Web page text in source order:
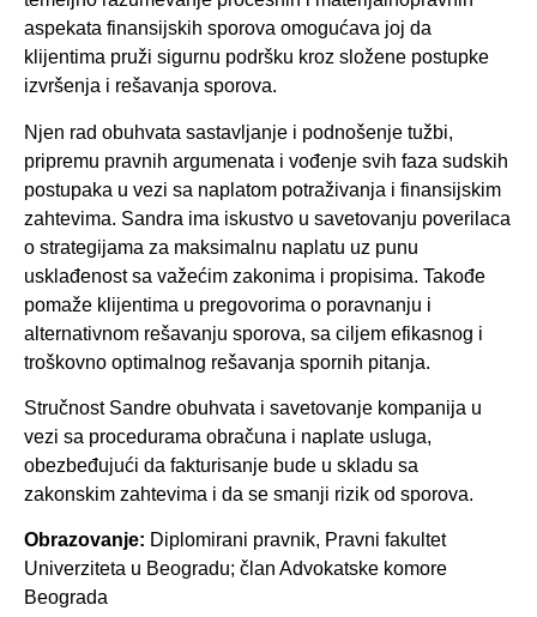
aspekata finansijskih sporova omogućava joj da
klijentima pruži sigurnu podršku kroz složene postupke
izvršenja i rešavanja sporova.
Njen rad obuhvata sastavljanje i podnošenje tužbi,
pripremu pravnih argumenata i vođenje svih faza sudskih
postupaka u vezi sa naplatom potraživanja i finansijskim
zahtevima. Sandra ima iskustvo u savetovanju poverilaca
o strategijama za maksimalnu naplatu uz punu
usklađenost sa važećim zakonima i propisima. Takođe
pomaže klijentima u pregovorima o poravnanju i
alternativnom rešavanju sporova, sa ciljem efikasnog i
troškovno optimalnog rešavanja spornih pitanja.
Stručnost Sandre obuhvata i savetovanje kompanija u
vezi sa procedurama obračuna i naplate usluga,
obezbeđujući da fakturisanje bude u skladu sa
zakonskim zahtevima i da se smanji rizik od sporova.
Obrazovanje: Diplomirani pravnik, Pravni fakultet
Univerziteta u Beogradu; član Advokatske komore
Beograda